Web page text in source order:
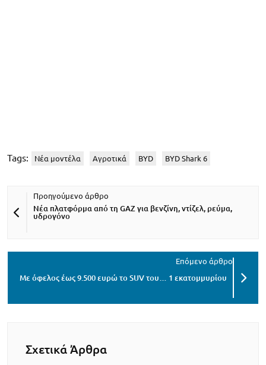
Tags: Νέα μοντέλα Αγροτικά BYD BYD Shark 6
Νέα πλατφόρμα από τη GAZ για βενζίνη, ντίζελ, ρεύμα,
υδρογόνο
Με όφελος έως 9.500 ευρώ το SUV του… 1 εκατομμυρίου
Σχετικά Άρθρα